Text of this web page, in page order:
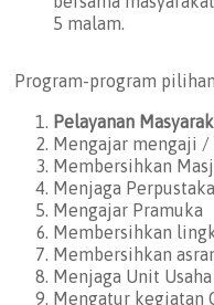
5 malam.
Program-program
Pelayanan
Mengajar mengaji /
Membersihkan
Menjaga
Mengajar Pramuka
Membersihkan
Membersihkan
Menjaga Unit
Mengatur kegiatan